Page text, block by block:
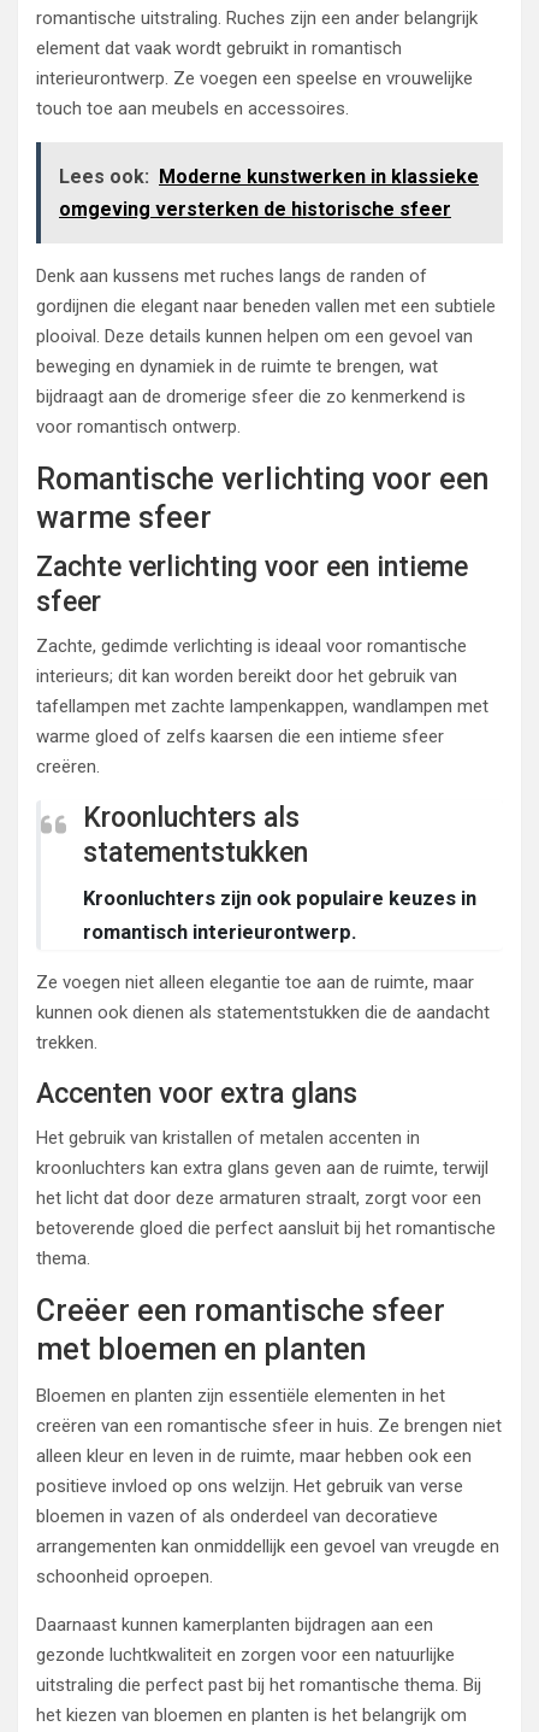
romantische uitstraling. Ruches zijn een ander belangrijk
element dat vaak wordt gebruikt in romantisch
interieurontwerp. Ze voegen een speelse en vrouwelijke
touch toe aan meubels en accessoires.
Lees ook: Moderne kunstwerken in klassieke
omgeving versterken de historische sfeer
Denk aan kussens met ruches langs de randen of
gordijnen die elegant naar beneden vallen met een subtiele
plooival. Deze details kunnen helpen om een gevoel van
beweging en dynamiek in de ruimte te brengen, wat
bijdraagt aan de dromerige sfeer die zo kenmerkend is
voor romantisch ontwerp.
Romantische verlichting voor een
warme sfeer
Zachte verlichting voor een intieme
sfeer
Zachte, gedimde verlichting is ideaal voor romantische
interieurs; dit kan worden bereikt door het gebruik van
tafellampen met zachte lampenkappen, wandlampen met
warme gloed of zelfs kaarsen die een intieme sfeer
creëren.
Kroonluchters als
statementstukken
Kroonluchters zijn ook populaire keuzes in
romantisch interieurontwerp.
Ze voegen niet alleen elegantie toe aan de ruimte, maar
kunnen ook dienen als statementstukken die de aandacht
trekken.
Accenten voor extra glans
Het gebruik van kristallen of metalen accenten in
kroonluchters kan extra glans geven aan de ruimte, terwijl
het licht dat door deze armaturen straalt, zorgt voor een
betoverende gloed die perfect aansluit bij het romantische
thema.
Creëer een romantische sfeer
met bloemen en planten
Bloemen en planten zijn essentiële elementen in het
creëren van een romantische sfeer in huis. Ze brengen niet
alleen kleur en leven in de ruimte, maar hebben ook een
positieve invloed op ons welzijn. Het gebruik van verse
bloemen in vazen of als onderdeel van decoratieve
arrangementen kan onmiddellijk een gevoel van vreugde en
schoonheid oproepen.
Daarnaast kunnen kamerplanten bijdragen aan een
gezonde luchtkwaliteit en zorgen voor een natuurlijke
uitstraling die perfect past bij het romantische thema. Bij
het kiezen van bloemen en planten is het belangrijk om